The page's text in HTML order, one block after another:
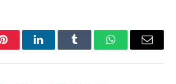
PinterestLinkedInTumblr WhatsAppEmail